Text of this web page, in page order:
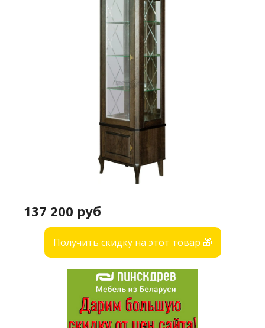
137 200 руб
Получить скидку на этот товар 🎁